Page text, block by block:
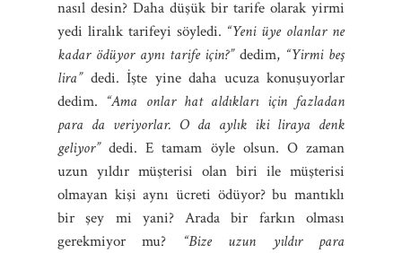
nasıl desin? Daha düşük bir tarife olarak yirmi
yedi liralık tarifeyi söyledi. “Yeni üye olanlar ne
kadar ödüyor aynı tarife için?”dedim, “Yirmi beş
lira”dedi. İşte yine daha ucuza konuşuyorlar
dedim. “Ama onlar hat aldıkları için fazladan
para da veriyorlar. O da aylık iki liraya denk
geliyor”dedi. E tamam öyle olsun. O zaman
uzun yıldır müşterisi olan biri ile müşterisi
olmayan kişi aynı ücreti ödüyor? bu mantıklı
bir şey mi yani? Arada bir farkın olması
gerekmiyor mu? “Bize uzun yıldır para